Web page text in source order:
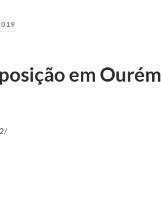
em Ourém